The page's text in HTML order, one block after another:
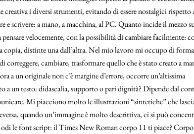
i diversi strumenti, evitando di essere nostalgici rispetto
e scrivere: a mano, a macchina, al PC. Quanto incide il mezzo
velocemente, con la possibilità di cambiare facilmente:
copia, distinte una dall’altra. Nel mio lavoro mi occupo di forma
cambiare, trasformare quello che è stato creato a
a un originale non c’è margine d’errore, occorre un’altissima
a un testo: didascalia, supporto o pari dignità? Dipende dal
Mi piacciono molto le illustrazioni “sintetiche” che
quando un’immagine è molto descrittiva, ci si può
le font script: il Times New Roman corpo 11 ti piace?